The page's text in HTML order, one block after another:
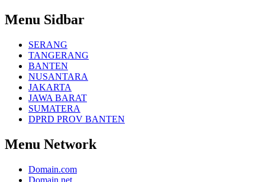
Menu Sidbar
SERANG
TANGERANG
BANTEN
NUSANTARA
JAKARTA
JAWA BARAT
SUMATERA
DPRD PROV BANTEN
Menu Network
Domain.com
Domain.net